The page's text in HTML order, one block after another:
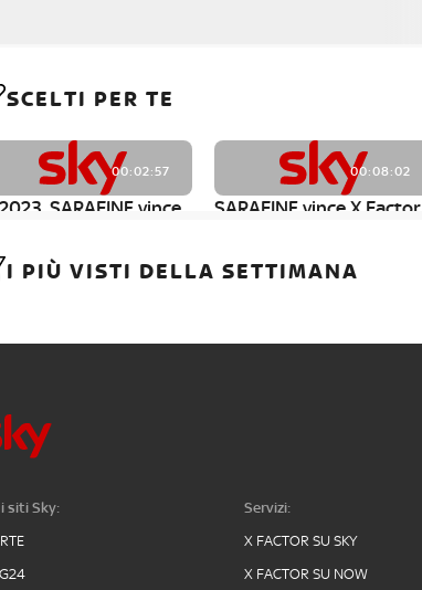
SCELTI PER TE
00:02:57
SARAFINE vince
00:08:02
SARAFINE vince X Factor
I PIÙ VISTI DELLA SETTIMANA
siti Sky:
Servizi:
X FACTOR SU SKY
X FACTOR SU NOW